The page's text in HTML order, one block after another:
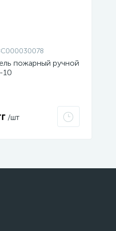
пожарный ручной
10
/шт